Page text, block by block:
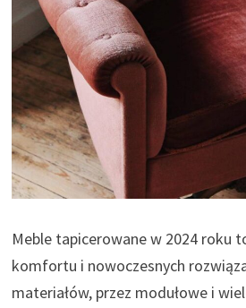
Meble tapicerowane w 2024 roku
komfortu i nowoczesnych
materiałów, przez modułowe i